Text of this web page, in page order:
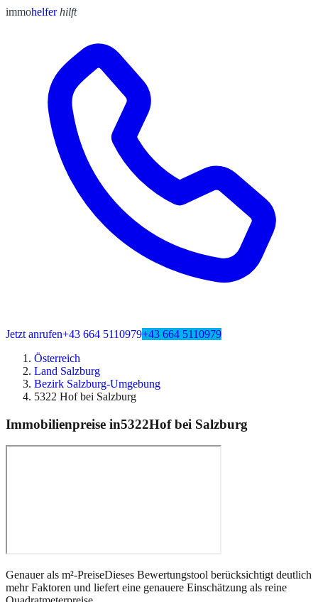
immohelfer hilft
Jetzt anrufen+43 664 5110979+43 664 5110979
Österreich
Land Salzburg
Bezirk Salzburg-Umgebung
5322 Hof bei Salzburg
Immobilienpreise in5322Hof bei Salzburg
Genauer als m²-PreiseDieses Bewertungstool berücksichtigt deutlich
mehr Faktoren und liefert eine genauere Einschätzung als reine